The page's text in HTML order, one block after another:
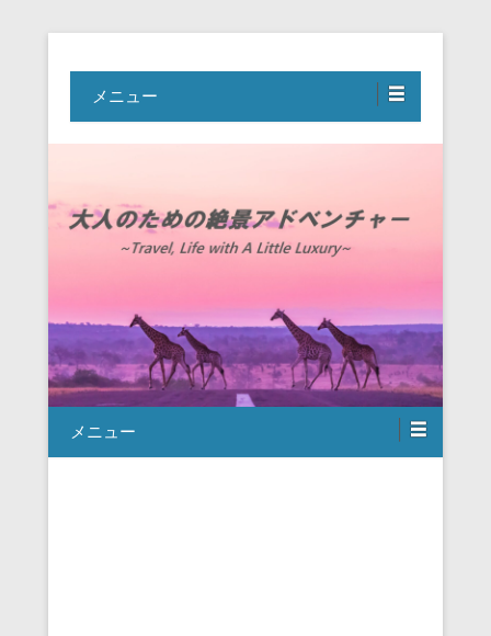
大人のための絶景アドベンチャー
メニュー
メニュー